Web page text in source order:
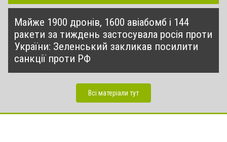
Майже 1900 дронів, 1600 авіабомб і 144
ракети за тиждень застосувала росія проти
України: Зеленський закликав посилити
санкції проти РФ
Всі матеріали тут